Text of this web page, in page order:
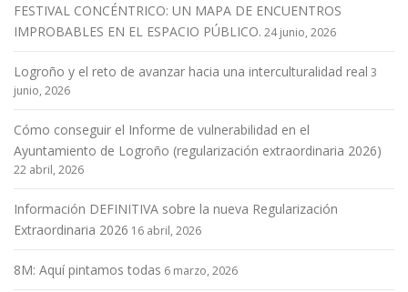
FESTIVAL CONCÉNTRICO: UN MAPA DE ENCUENTROS
IMPROBABLES EN EL ESPACIO PÚBLICO. 24 junio, 2026
Logroño y el reto de avanzar hacia una interculturalidad real 3
junio, 2026
Cómo conseguir el Informe de vulnerabilidad en el
Ayuntamiento de Logroño (regularización extraordinaria 2026)
22 abril, 2026
Información DEFINITIVA sobre la nueva Regularización
Extraordinaria 2026 16 abril, 2026
8M: Aquí pintamos todas 6 marzo, 2026